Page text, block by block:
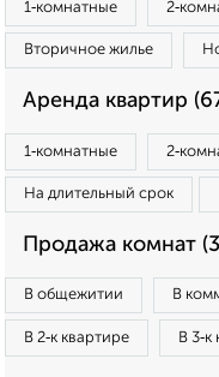
1‑комнатные
Вторичное жилье
Аренда квартир
1‑комнатные
На длительный срок
Продажа комнат
В общежитии В
В 2‑к квартире В